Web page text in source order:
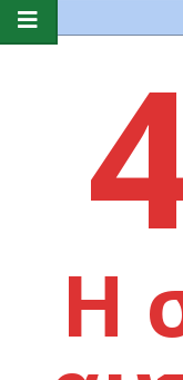
Secondary
Navigation
Η